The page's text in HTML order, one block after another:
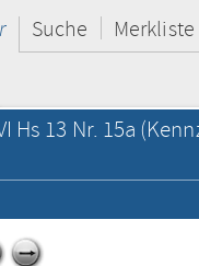
Suche Merkliste
Hs 13 Nr. 15a